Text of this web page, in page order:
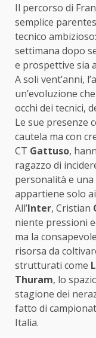
Il percorso di
semplice
tecnico
settimana dopo
e prospettive sia
A soli vent’anni,
un’evoluzione
occhi dei tecnici,
Le sue presenze
cautela ma con
CT Gattuso,
ragazzo di
personalità e
appartiene solo
All’Inter, Cristian
niente pressioni
ma la
risorsa da
strutturati come
Thuram, lo
stagione dei
fatto di
Italia.